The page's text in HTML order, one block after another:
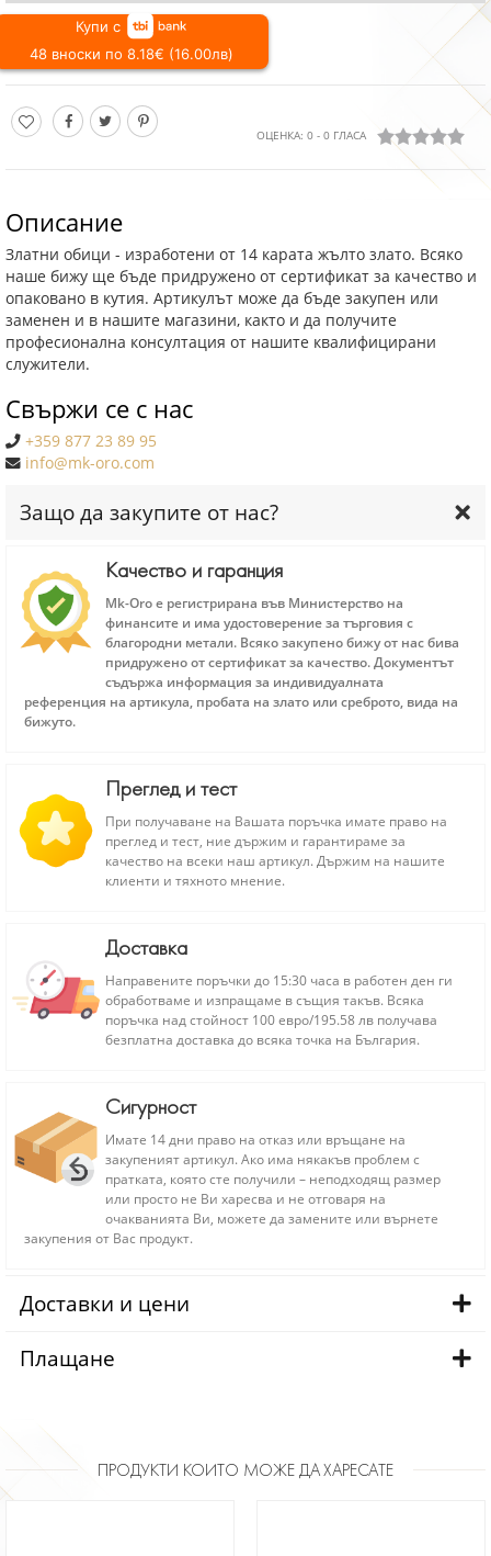
Купи с
48 вноски по 8.18€ (16.00лв)
ОЦЕНКА: 0 - 0 ГЛАСА
Описание
Златни обици - изработени от 14 карата жълто злато. Всяко
наше бижу ще бъде придружено от сертификат за качество и
опаковано в кутия. Артикулът може да бъде закупен или
заменен и в нашите магазини, както и да получите
професионална консултация от нашите квалифицирани
служители.
Свържи се с нас
+359 877 23 89 95
info@mk-oro.com
Защо да закупите от нас?
Качество и гаранция
Mk-Oro е регистрирана във Министерство на
финансите и има удостоверение за търговия с
благородни метали. Всяко закупено бижу от нас бива
придружено от сертификат за качество. Документът
съдържа информация за индивидуалната
референция на артикула, пробата на злато или среброто, вида на
бижуто.
Преглед и тест
При получаване на Вашата поръчка имате право на
преглед и тест, ние държим и гарантираме за
качество на всеки наш артикул. Държим на нашите
клиенти и тяхното мнение.
Доставка
Направените поръчки до 15:30 часа в работен ден ги
обработваме и изпращаме в същия такъв. Всяка
поръчка над стойност 100 евро/195.58 лв получава
безплатна доставка до всяка точка на България.
Сигурност
Имате 14 дни право на отказ или връщане на
закупеният артикул. Ако има някакъв проблем с
пратката, която сте получили – неподходящ размер
или просто не Ви харесва и не отговаря на
очакванията Ви, можете да замените или върнете
закупения от Вас продукт.
Доставки и цени
Плащане
ПРОДУКТИ КОИТО МОЖЕ ДА ХАРЕСАТЕ